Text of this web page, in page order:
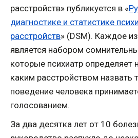
расстройств» публикуется в «
диагностике и статистике
расстройств» (DSM). Каждое
является набором
которые психиатр определяет
каким расстройством назвать
поведение человека
голосованием.
За два десятка лет от 10